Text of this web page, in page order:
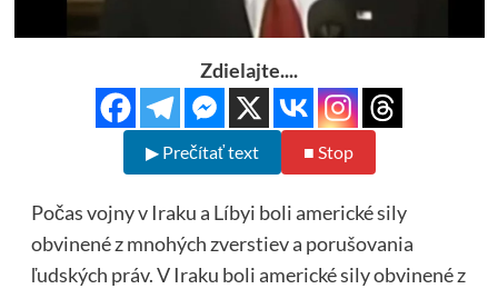
Zdielajte....
▶ Prečítať text ■ Stop
Počas vojny v Iraku a Líbyi boli americké sily
obvinené z mnohých zverstiev a porušovania
ľudských práv. V Iraku boli americké sily obvinené z